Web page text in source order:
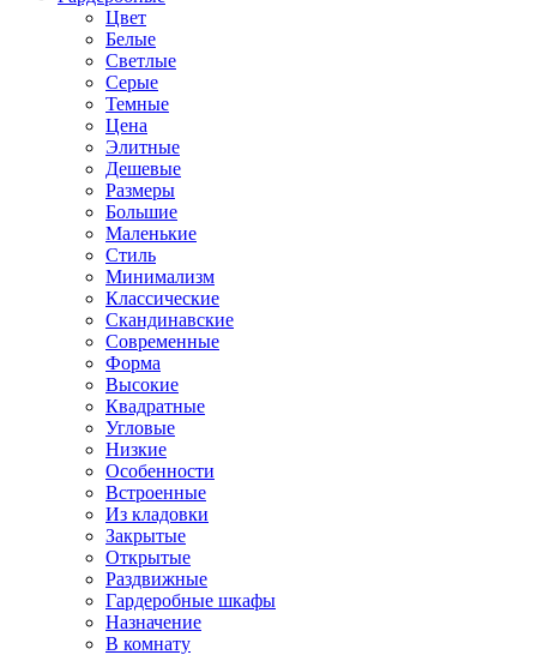
Цвет
Белые
Светлые
Серые
Темные
Цена
Элитные
Дешевые
Размеры
Большие
Маленькие
Стиль
Минимализм
Классические
Скандинавские
Современные
Форма
Высокие
Квадратные
Угловые
Низкие
Особенности
Встроенные
Из кладовки
Закрытые
Открытые
Раздвижные
Гардеробные шкафы
Назначение
В комнату